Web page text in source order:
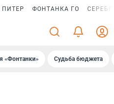
ФОНТАНКА ГО
«Фонтанки» Судьба бюджета